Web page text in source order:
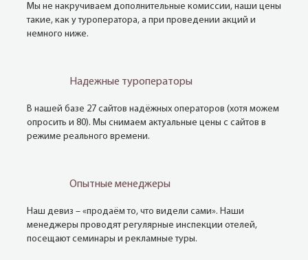
Мы не накручиваем дополнительные комиссии, наши цены
такие, как у туроператора, а при проведении акций и
немного ниже.
Надежные туроператоры
В нашей базе 27 сайтов надёжных операторов (хотя можем
опросить и 80). Мы снимаем актуальные цены с сайтов в
режиме реального времени.
Опытные менеджеры
Наш девиз – «продаём то, что видели сами». Наши
менеджеры проводят регулярные инспекции отелей,
посещают семинары и рекламные туры.